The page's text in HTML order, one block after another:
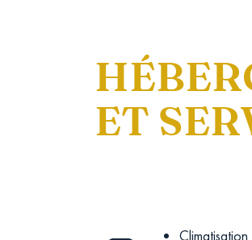
ET
Climatisation